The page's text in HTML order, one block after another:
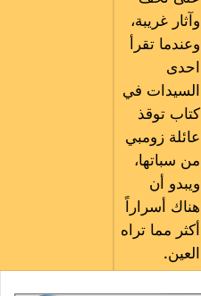
وآثار غريبة،
وعندما تقرأ
احدى
السيدات في
كتاب توقذ
عائلة زومبي
من سباتها،
ويبدو أن
هناك أسراراً
أكثر مما تراه
العين.